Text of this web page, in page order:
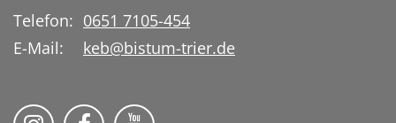
Telefon: 0651 7105-454
E-Mail:
keb@bistum-trier.de
KEB Bildung Leben auf Instagram
KEB Bildung Leben auf Facebook
KEB Bildung Leben auf